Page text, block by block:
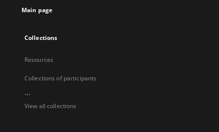
Main page
Collections
Resources
Collections of participants
...
View all collections